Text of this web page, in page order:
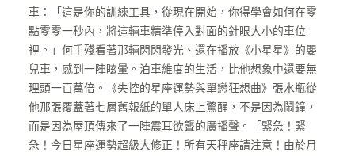
車：「這是你的訓練工具，從現在開始，你得學會如何在零
點零零一秒內，將這輛車精準停入對面的針眼大小的車位
裡。」何手殘看著那輛閃閃發光、還在播放《小星星》的嬰
兒車，感到一陣眩暈。泊車維度的生活，比他想象中還要無
理頭一百萬倍。《失控的星座運勢與單戀狂想曲》張水瓶從
他那張覆蓋著七層舊報紙的單人床上驚醒，不是因為鬧鐘，
而是因為屋頂傳來了一陣震耳欲聾的廣播聲。「緊急！緊
急！今日星座運勢超級大修正！所有天秤座請注意！由於月